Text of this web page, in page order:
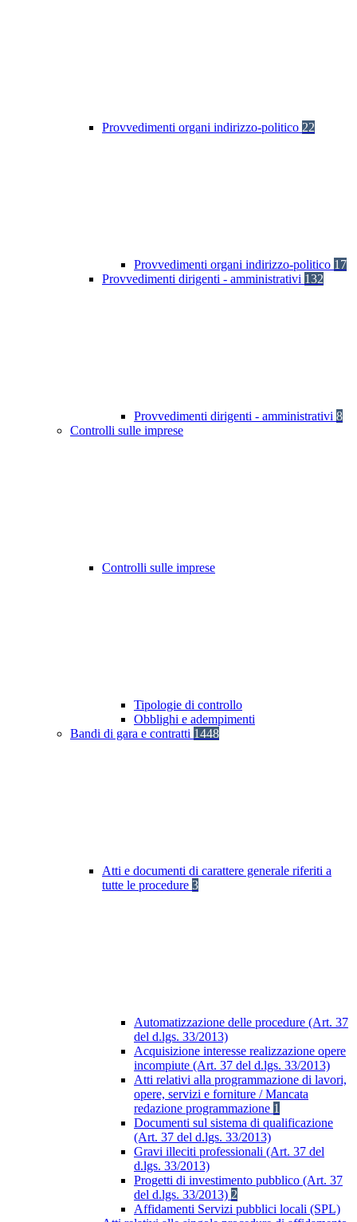
Provvedimenti organi indirizzo-politico 22
Provvedimenti organi indirizzo-politico 17
Provvedimenti dirigenti - amministrativi 132
Provvedimenti dirigenti - amministrativi 8
Controlli sulle imprese
Controlli sulle imprese
Tipologie di controllo
Obblighi e adempimenti
Bandi di gara e contratti 1448
Atti e documenti di carattere generale riferiti a
tutte le procedure 3
Automatizzazione delle procedure (Art. 37
del d.lgs. 33/2013)
Acquisizione interesse realizzazione opere
incompiute (Art. 37 del d.lgs. 33/2013)
Atti relativi alla programmazione di lavori,
opere, servizi e forniture / Mancata
redazione programmazione 1
Documenti sul sistema di qualificazione
(Art. 37 del d.lgs. 33/2013)
Gravi illeciti professionali (Art. 37 del
d.lgs. 33/2013)
Progetti di investimento pubblico (Art. 37
del d.lgs. 33/2013) 2
Affidamenti Servizi pubblici locali (SPL)